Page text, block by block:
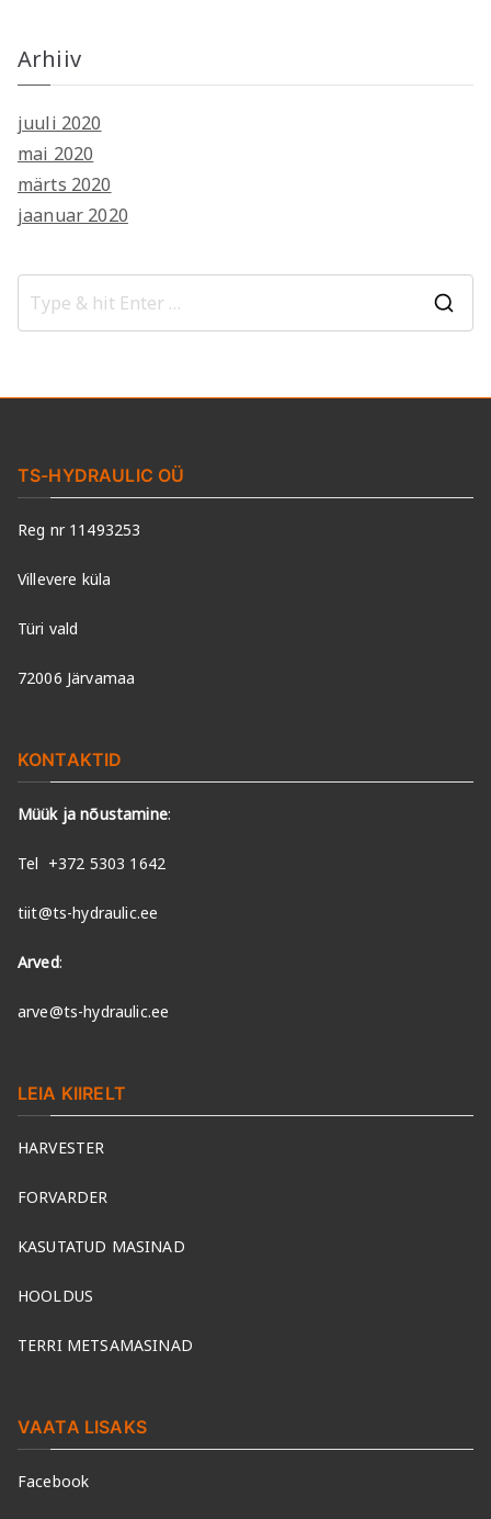
Arhiiv
juuli 2020
mai 2020
märts 2020
jaanuar 2020
f
TS-HYDRAULIC OÜ
Reg nr 11493253
Villevere küla
Türi vald
72006 Järvamaa
KONTAKTID
Müük ja nõustamine:
Tel +372 5303 1642
tiit@ts-hydraulic.ee
Arved:
arve@ts-hydraulic.ee
LEIA KIIRELT
HARVESTER
FORVARDER
KASUTATUD MASINAD
HOOLDUS
TERRI METSAMASINAD
VAATA LISAKS
Facebook